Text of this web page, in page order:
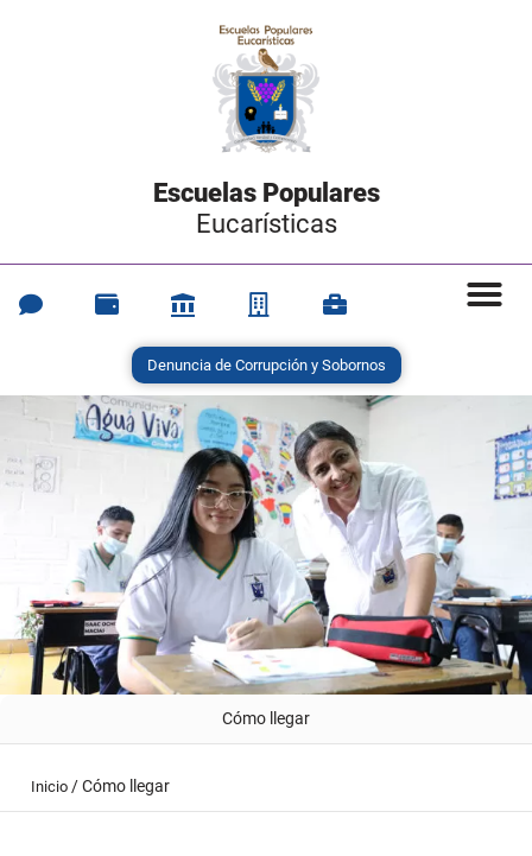
Escuelas Populares
Eucarísticas
Denuncia de Corrupción y Sobornos
Cómo llegar
Inicio /Cómo llegar